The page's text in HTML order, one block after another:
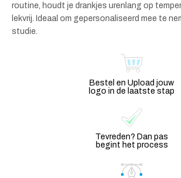
routine, houdt je drankjes urenlang op
lekvrij. Ideaal om gepersonaliseerd mee te
studie.
Bestel en Upload jouw
logo in de laatste stap
Tevreden? Dan pas
begint het process